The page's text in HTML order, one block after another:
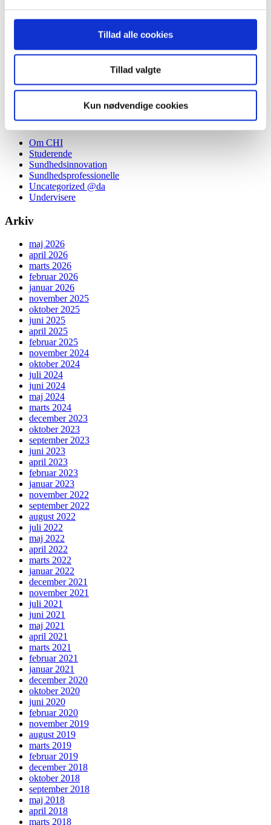
Tillad alle cookies
Tillad valgte
Kun nødvendige cookies
Health Innovators
Et unikt partnerskab, der styrker fremtidens sundhedsvæsen
Overgange og tværprofessionelt samarbejde
Persondatapolitik
Categories
Om CHI
Studerende
Sundhedsinnovation
Sundhedsprofessionelle
Uncategorized @da
Undervisere
Arkiv
maj 2026
april 2026
marts 2026
februar 2026
januar 2026
november 2025
oktober 2025
juni 2025
april 2025
februar 2025
november 2024
oktober 2024
juli 2024
juni 2024
maj 2024
marts 2024
december 2023
oktober 2023
september 2023
juni 2023
april 2023
februar 2023
januar 2023
november 2022
september 2022
august 2022
juli 2022
maj 2022
april 2022
marts 2022
januar 2022
december 2021
november 2021
juli 2021
juni 2021
maj 2021
april 2021
marts 2021
februar 2021
januar 2021
december 2020
oktober 2020
juni 2020
februar 2020
november 2019
august 2019
marts 2019
februar 2019
december 2018
oktober 2018
september 2018
maj 2018
april 2018
marts 2018